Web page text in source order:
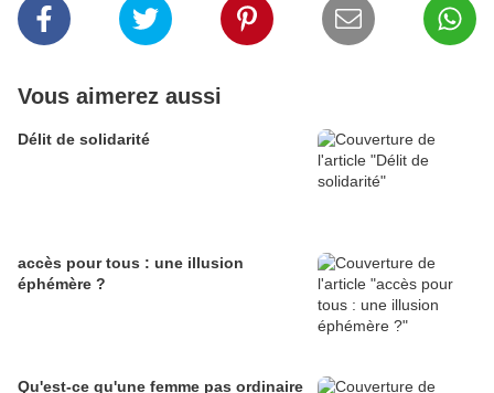
Vous aimerez aussi
Délit de solidarité
accès pour tous : une illusion
éphémère ?
Qu'est-ce qu'une femme pas ordinaire